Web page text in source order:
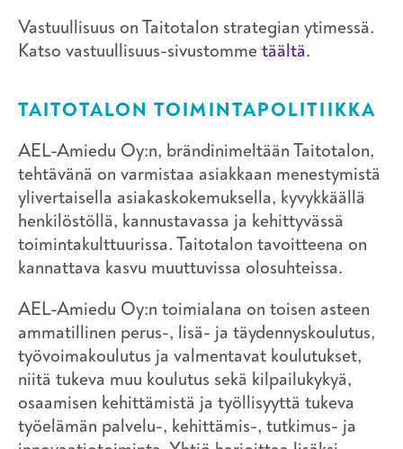
Vastuullisuus on Taitotalon strategian ytimessä.
Katso vastuullisuus-sivustomme täältä.
TAITOTALON TOIMINTAPOLITIIKKA
AEL-Amiedu Oy:n, brändinimeltään Taitotalon,
tehtävänä on varmistaa asiakkaan menestymistä
ylivertaisella asiakaskokemuksella, kyvykkäällä
henkilöstöllä, kannustavassa ja kehittyvässä
toimintakulttuurissa. Taitotalon tavoitteena on
kannattava kasvu muuttuvissa olosuhteissa.
AEL-Amiedu Oy:n toimialana on toisen asteen
ammatillinen perus-, lisä- ja täydennyskoulutus,
työvoimakoulutus ja valmentavat koulutukset,
niitä tukeva muu koulutus sekä kilpailukykyä,
osaamisen kehittämistä ja työllisyyttä tukeva
työelämän palvelu-, kehittämis-, tutkimus- ja